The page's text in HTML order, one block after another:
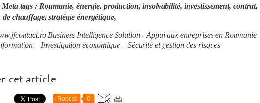
Meta tags : Roumanie, énergie, production, insolvabilité, investissement, contrat,
chauffage, stratégie énergétique,
Business Intelligence Solution - Appui aux entreprises en Roumanie
– Investigation économique – Sécurité et gestion des risques
cet article
Repost 0